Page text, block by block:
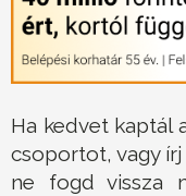
Ha kedvet kaptál
csoportot, vagy
ne fogd vissza